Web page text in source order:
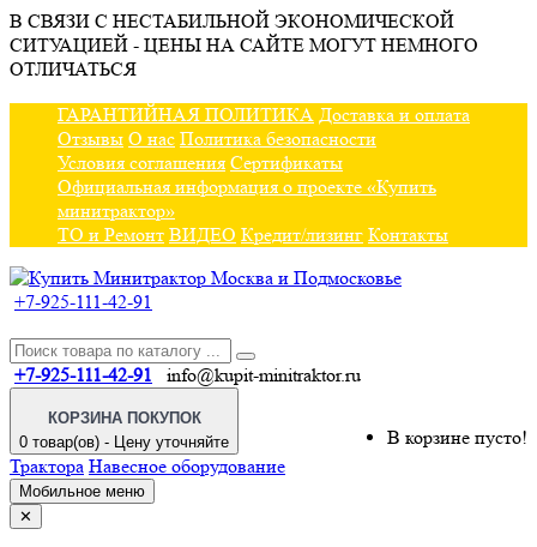
В СВЯЗИ С НЕСТАБИЛЬНОЙ ЭКОНОМИЧЕСКОЙ
СИТУАЦИЕЙ - ЦЕНЫ НА САЙТЕ МОГУТ НЕМНОГО
ОТЛИЧАТЬСЯ
ГАРАНТИЙНАЯ ПОЛИТИКА Доставка и оплата
Отзывы О нас Политика безопасности
Условия соглашения Сертификаты
Официальная информация о проекте «Купить
минитрактор»
ТО и Ремонт ВИДЕО Кредит/лизинг Контакты
+7-925-111-42-91
+7-925-111-42-91 info@kupit-minitraktor.ru
КОРЗИНА ПОКУПОК
0 товар(ов) - Цену уточняйте
В корзине пусто!
Трактора Навесное оборудование
Мобильное меню
✕